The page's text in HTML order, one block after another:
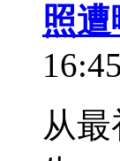
照
从